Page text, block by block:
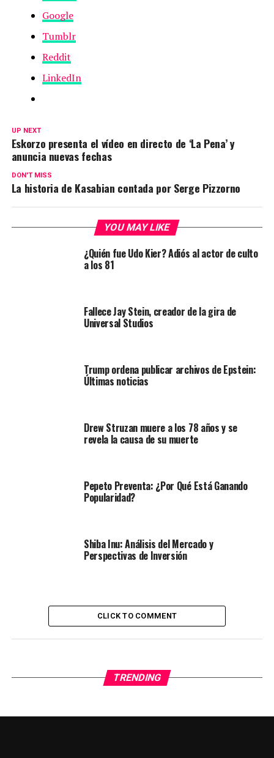
Google
Tumblr
Reddit
LinkedIn
UP NEXT
Eskorzo presenta el vídeo en directo de ‘La Pena’ y
anuncia nuevas fechas
DON'T MISS
La historia de Kasabian contada por Serge Pizzorno
YOU MAY LIKE
¿Quién fue Udo Kier? Adiós al actor de culto
a los 81
Fallece Jay Stein, creador de la gira de
Universal Studios
Trump ordena publicar archivos de Epstein:
Últimas noticias
Drew Struzan muere a los 78 años y se
revela la causa de su muerte
Pepeto Preventa: ¿Por Qué Está Ganando
Popularidad?
Shiba Inu: Análisis del Mercado y
Perspectivas de Inversión
CLICK TO COMMENT
TRENDING